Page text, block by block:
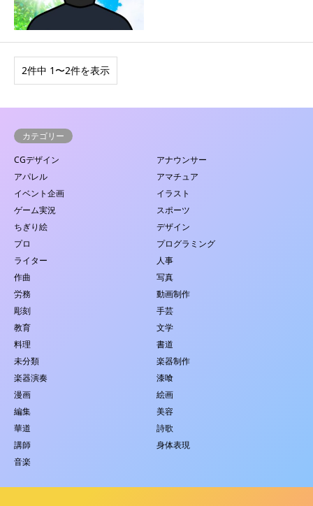
2件中 1〜2件を表示
カテゴリー
CGデザイン
アナウンサー
アパレル
アマチュア
イベント企画
イラスト
ゲーム実況
スポーツ
ちぎり絵
デザイン
プロ
プログラミング
ライター
人事
作曲
写真
労務
動画制作
彫刻
手芸
教育
文学
料理
書道
未分類
楽器制作
楽器演奏
漆喰
漫画
絵画
編集
美容
華道
詩歌
講師
身体表現
音楽